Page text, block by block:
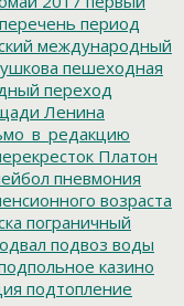
перечень период
международный
пешеходная
переход
Ленина
Платон
пневмония
возраста
пограничный
подвоз воды
казино
подтопление